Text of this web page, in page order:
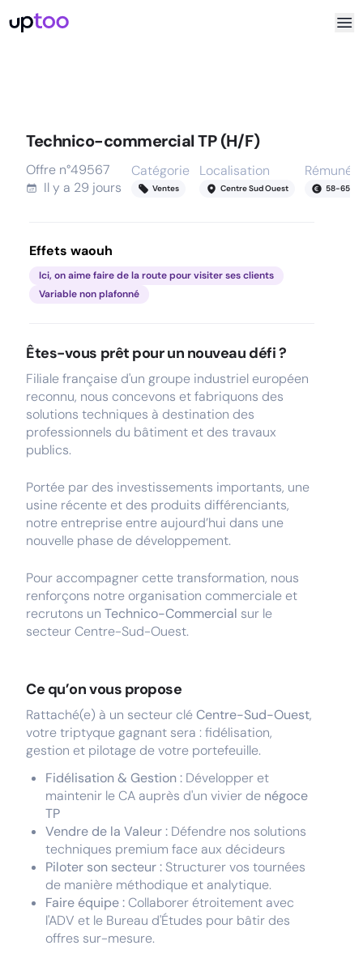
Technico-commercial TP (H/F)
Offre n°49567
Il y a 29 jours
Catégorie
Ventes
Localisation
Centre Sud Ouest 58-65
Effets waouh
Ici, on aime faire de la route pour visiter ses clients
Variable non plafonné
Êtes-vous prêt pour un nouveau défi ?
Filiale française d'un groupe industriel européen
reconnu, nous concevons et fabriquons des
solutions techniques à destination des
professionnels du bâtiment et des travaux
publics.
Portée par des investissements importants, une
usine récente et des produits différenciants,
notre entreprise entre aujourd’hui dans une
nouvelle phase de développement.
Pour accompagner cette transformation, nous
renforçons notre organisation commerciale et
recrutons un Technico-Commercial sur le
secteur Centre-Sud-Ouest.
Ce qu’on vous propose
Rattaché(e) à un secteur cléCentre-Sud-Ouest,
votre triptyque gagnant sera : fidélisation,
gestion et pilotage de votre portefeuille.
Fidélisation & Gestion : Développer et
maintenir le CA auprès d'un vivier de négoce
TP
Vendre de la Valeur : Défendre nos solutions
techniques premium face aux décideurs
Piloter son secteur : Structurer vos tournées
de manière méthodique et analytique.
Faire équipe :Collaborer étroitement avec
l'ADV et le Bureau d'Études pour bâtir des
offres sur-mesure.